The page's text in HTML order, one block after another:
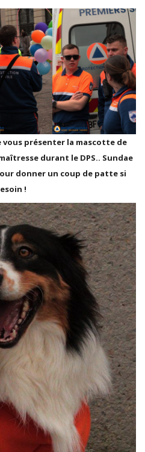
vous présenter la mascotte de
durant le DPS.. Sundae
donner un coup de patte si
!